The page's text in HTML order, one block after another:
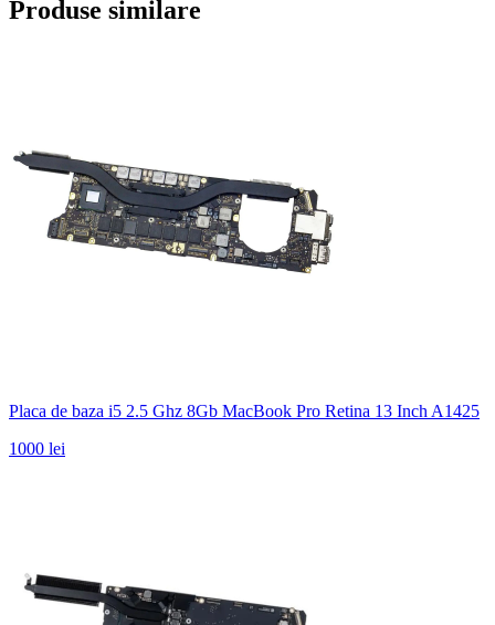
Produse similare
Placa de baza i5 2.5 Ghz 8Gb MacBook Pro Retina 13 Inch A1425
1000 lei